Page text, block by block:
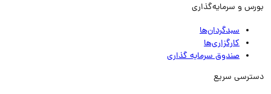
و سرمایه‌گذاری
سبدگردان‌ها
کارگزاری‌ها
صندوق سرمایه گذاری
سریع